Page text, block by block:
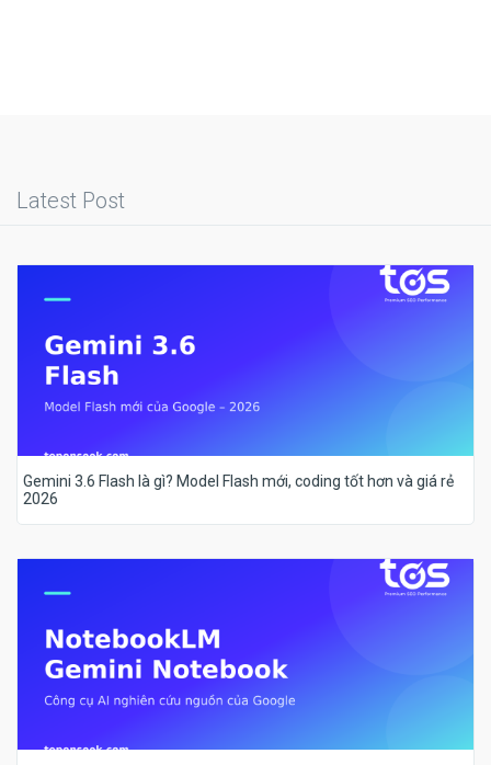
Latest Post
Gemini 3.6 Flash là gì? Model Flash mới, coding tốt hơn và giá rẻ
2026